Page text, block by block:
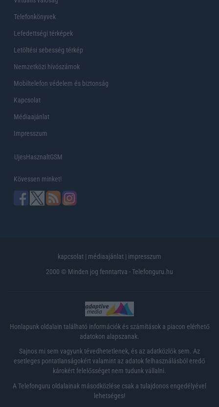
Telefonkönyvek
Lefedettségi térképek
Letöltési sebesség térkép
Nemzetközi hívószámok
Mobiltelefon védelem és biztonság
Kapcsolat
Médiaajánlat
Impresszum
UjesHasznaltGSM
Kövessen minket!
kapcsolat | médiaajánlat | impresszum
2000 © Minden jog fenntartva - Telefonguru.hu
Honlapunk oldalain található információk és számítások a piacon elérhető
adatokon alapszanak.
Sajnos mi sem vagyunk tévedhetetlenek, és az adatközlők sem. Az
esetleges pontatlanságokért valamint az adatok felhasználásból eredő
károkért felelősséget nem tudunk vállalni.
A Telefonguru oldalainak másodközlése csak a tulajdonos engedélyével
lehetséges!